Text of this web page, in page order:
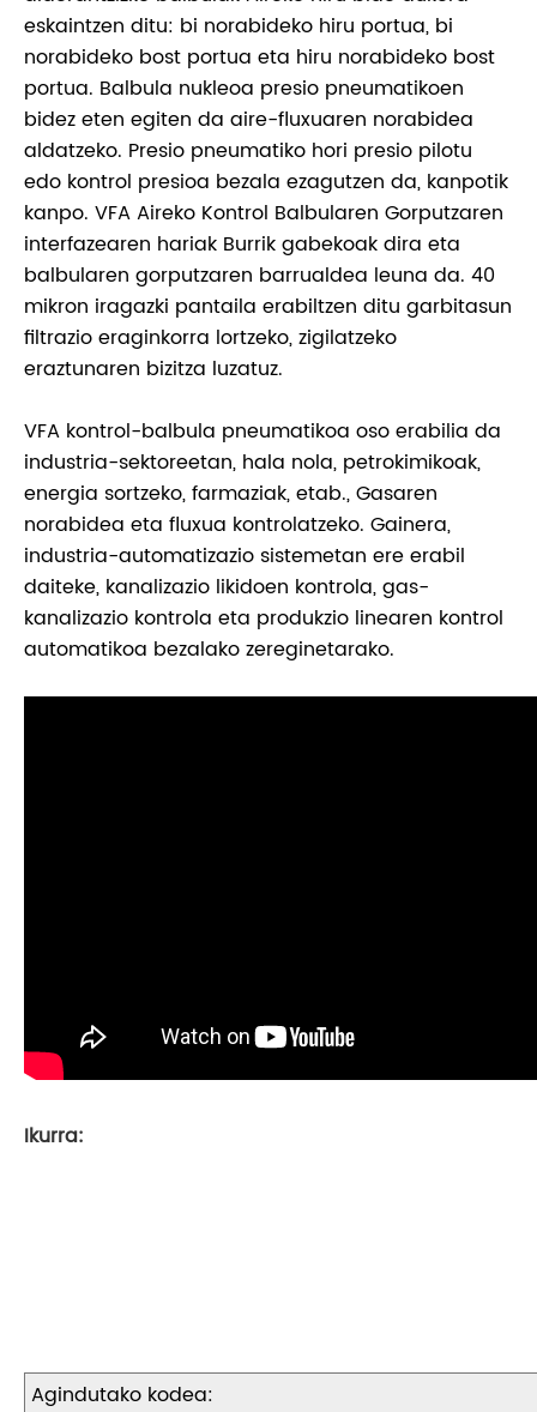
eskaintzen ditu: bi norabideko hiru portua, bi
norabideko bost portua eta hiru norabideko bost
portua. Balbula nukleoa presio pneumatikoen
bidez eten egiten da aire-fluxuaren norabidea
aldatzeko. Presio pneumatiko hori presio pilotu
edo kontrol presioa bezala ezagutzen da, kanpotik
kanpo. VFA Aireko Kontrol Balbularen Gorputzaren
interfazearen hariak Burrik gabekoak dira eta
balbularen gorputzaren barrualdea leuna da. 40
mikron iragazki pantaila erabiltzen ditu garbitasun
filtrazio eraginkorra lortzeko, zigilatzeko
eraztunaren bizitza luzatuz.
VFA kontrol-balbula pneumatikoa oso erabilia da
industria-sektoreetan, hala nola, petrokimikoak,
energia sortzeko, farmaziak, etab., Gasaren
norabidea eta fluxua kontrolatzeko. Gainera,
industria-automatizazio sistemetan ere erabil
daiteke, kanalizazio likidoen kontrola, gas-
kanalizazio kontrola eta produkzio linearen kontrol
automatikoa bezalako zereginetarako.
Ikurra:
Agindutako kodea: